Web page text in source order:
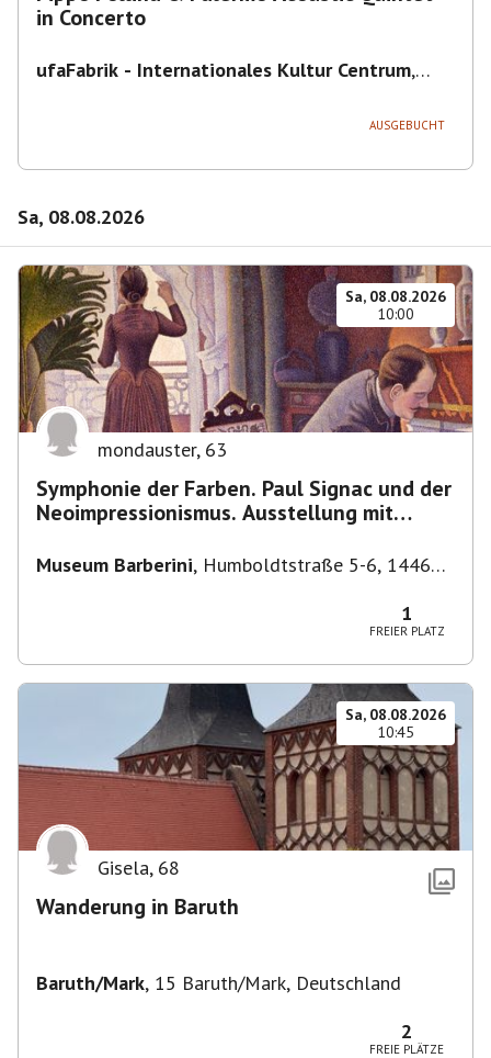
in Concerto
ufaFabrik - Internationales Kultur Centrum,
AUSGEBUCHT
Sa, 08.08.2026
Sa, 08.08.2026
10:00
mondauster, 63
Symphonie der Farben. Paul Signac und der
Neoimpressionismus. Ausstellung mit
Museum Barberini, Humboldtstraße 5-6, 14467
1
FREIER PLATZ
Sa, 08.08.2026
10:45
Gisela, 68
Wanderung in Baruth
Baruth/Mark, 15 Baruth/Mark, Deutschland
2
FREIE PLÄTZE